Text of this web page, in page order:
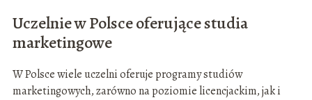
Uczelnie w Polsce oferujące studia
marketingowe
W Polsce wiele uczelni oferuje programy studiów
marketingowych, zarówno na poziomie licencjackim, jak i